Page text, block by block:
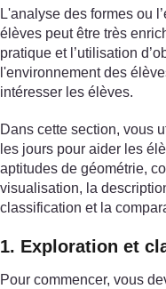
L'analyse des formes ou
élèves peut être très
pratique et l’utilisation
l'environnement des
intéresser les élèves.
Dans cette section, vous
les jours pour aider les
aptitudes de géométrie,
visualisation, la
classification et la
1. Exploration et
Pour commencer, vous